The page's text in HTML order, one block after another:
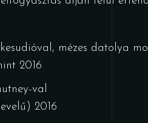
mézes datolya
2016
val
2016